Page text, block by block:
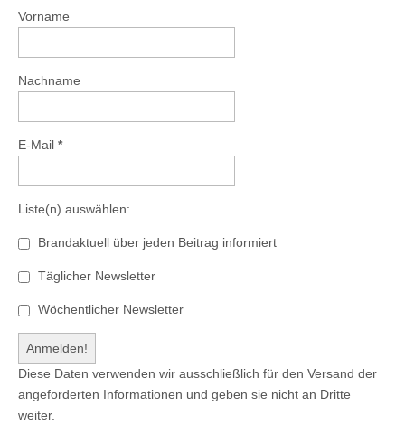
Vorname
Nachname
E-Mail *
Liste(n) auswählen:
Brandaktuell über jeden Beitrag informiert
Täglicher Newsletter
Wöchentlicher Newsletter
Diese Daten verwenden wir ausschließlich für den Versand der
angeforderten Informationen und geben sie nicht an Dritte
weiter.